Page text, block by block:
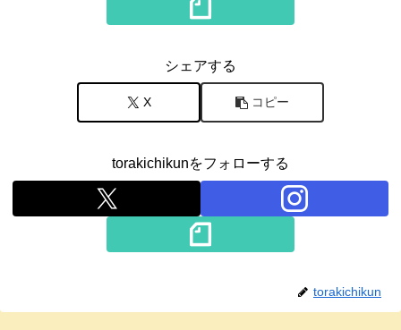
シェアする
X コピー
torakichikunをフォローする
torakichikun